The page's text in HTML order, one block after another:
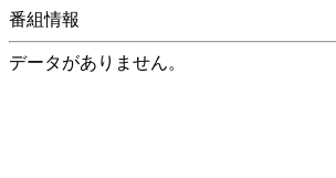
番組情報
データがありません。